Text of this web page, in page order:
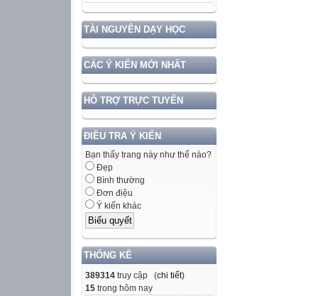
TÀI NGUYÊN DẠY HỌC
CÁC Ý KIẾN MỚI NHẤT
HỖ TRỢ TRỰC TUYẾN
ĐIỀU TRA Ý KIẾN
Bạn thấy trang này như thế nào?
Đẹp
Bình thường
Đơn điệu
Ý kiến khác
THỐNG KÊ
389314 truy cập (chi tiết)
15 trong hôm nay